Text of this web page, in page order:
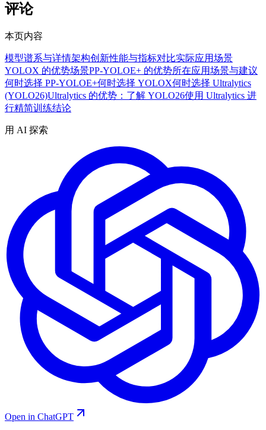
评论
本页内容
模型谱系与详情架构创新性能与指标对比实际应用场景
YOLOX 的优势场景PP-YOLOE+ 的优势所在应用场景与建议
何时选择 PP-YOLOE+何时选择 YOLOX何时选择 Ultralytics
(YOLO26)Ultralytics 的优势：了解 YOLO26使用 Ultralytics 进
行精简训练结论
用 AI 探索
Open in ChatGPT